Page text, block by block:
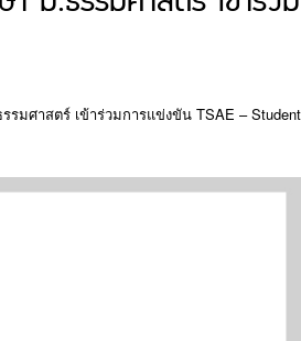
มศาสตร์ เข้าร่วมการแข่งขัน TSAE – Student